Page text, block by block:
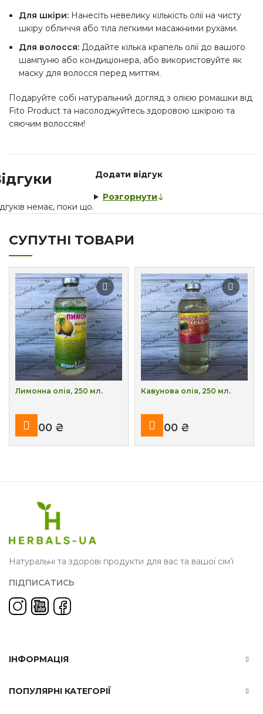
СУПУТНІ ТОВАРИ
Лимонна олія, 250 мл.
₴
Кавунова олія, 250 мл.
₴
Для шкіри: Нанесіть невелику кількість олії на чисту
шкіру обличчя або тіла легкими масажними рухами.
Для волосся: Додайте кілька крапель олії до вашого
шампуню або кондиціонера, або використовуйте як
маску для волосся перед миттям.
Подаруйте собі натуральний догляд з олією ромашки від
Fito Product та насолоджуйтесь здоровою шкірою та
сяючим волоссям!
немає, поки що.
Додати відгук
Розгорнути
Натуральні та здорові продукти для вас та вашої сім’ї
ПІДПИСАТИСЬ
ІНФОРМАЦІЯ
ПОПУЛЯРНІ КАТЕГОРІЇ